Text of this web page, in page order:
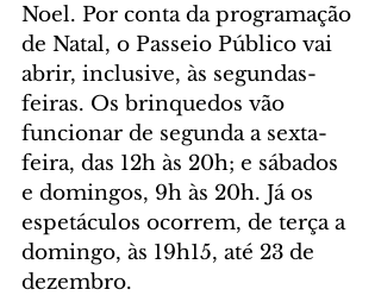
Noel. Por conta da programação
de Natal, o Passeio Público vai
abrir, inclusive, às segundas-
feiras. Os brinquedos vão
funcionar de segunda a sexta-
feira, das 12h às 20h; e sábados
e domingos, 9h às 20h. Já os
espetáculos ocorrem, de terça a
domingo, às 19h15, até 23 de
dezembro.